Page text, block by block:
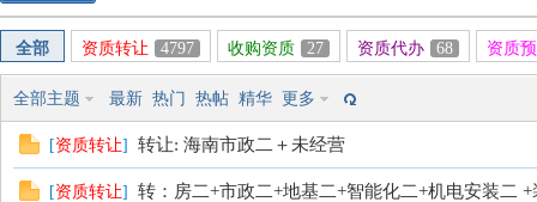
资
全部 资质转让 4797 收购资质 27 资质代办 68 资质
全部主题 最新 热门 热帖 精华 更多
[资质转让] 转让: 海南市政二＋未经营
[资质转让] 转：房二+市政二+地基二+智能化二+机电安装二 +